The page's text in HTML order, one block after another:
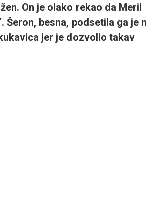
On je olako rekao da Meril
Šeron, besna, podsetila ga je
jer je dozvolio takav